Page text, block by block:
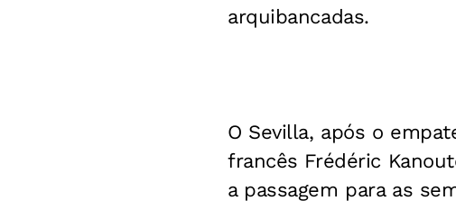
arquibancadas.
O Sevilla, após o
francês Frédéric
a passagem para as